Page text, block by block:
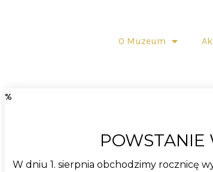
O Muzeum
%
POWSTANIE
W dniu 1. sierpnia obchodzimy rocznicę